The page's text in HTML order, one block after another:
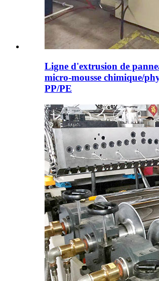
Ligne d'extrusion de
micro-mousse chimique/
PP/PE